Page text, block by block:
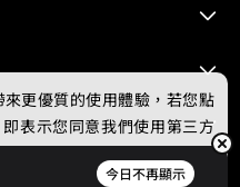
今日不再顯示
更優質的使用體驗，若您點
表示您同意我們使用第三方
權政策。